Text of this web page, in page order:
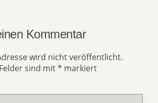
Kommentar
wird nicht veröffentlicht.
sind mit* markiert